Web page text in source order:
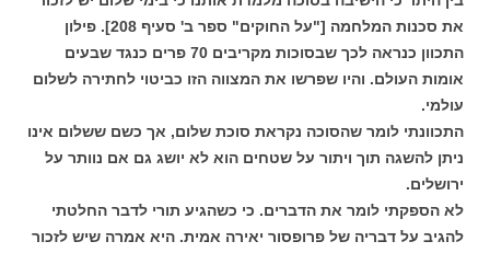
את סכנות המלחמה ["על החוקים" ספר ב' סעיף 208]. פילון
התכוון כנראה לכך שבסוכות מקריבים 70 פרים כנגד שבעים
אומות העולם. והיו שפרשו את המצווה הזו כביטוי לחתירה לשלום
עולמי.
התכוונתי לומר שהסוכה נקראת סוכת שלום, אך כשם ששלום אינו
ניתן להשגה תוך ויתור על שטחים הוא לא יושג גם אם נוותר על
ירושלים.
לא הספקתי לומר את הדברים. כי כשהגיע תורי לדבר החלטתי
להגיב על דבריה של פרופסור יאירה אמית. היא אמרה שיש לזכור